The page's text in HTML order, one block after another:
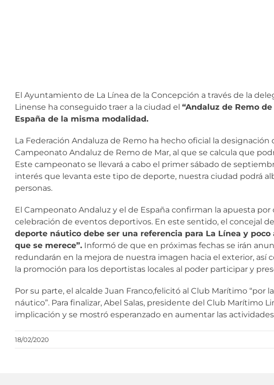
El Ayuntamiento de La Línea de la Concepción a través de la
Linense ha conseguido traer a la ciudad el “Andaluz de Remo
España de la misma modalidad.
La Federación Andaluza de Remo ha hecho oficial la
Campeonato Andaluz de Remo de Mar, al que se calcula que
Este campeonato se llevará a cabo el primer sábado de
interés que levanta este tipo de deporte, nuestra ciudad podrá
personas.
El Campeonato Andaluz y el de España confirman la apuesta
celebración de eventos deportivos. En este sentido, el concejal
deporte náutico debe ser una referencia para La Línea y
que se merece”. Informó de que en próximas fechas se irán
redundarán en la mejora de nuestra imagen hacia el exterior, así
la promoción para los deportistas locales al poder participar y
Por su parte, el alcalde Juan Franco,felicitó al Club Marítimo
náutico”. Para finalizar, Abel Salas, presidente del Club Marítimo
implicación y se mostró esperanzado en aumentar las
18/02/2020